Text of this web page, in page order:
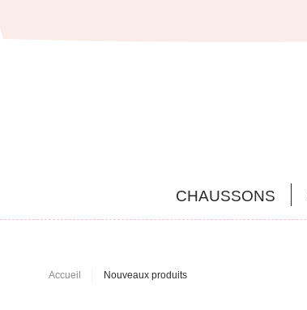
CHAUSSONS
Accueil Nouveaux produits